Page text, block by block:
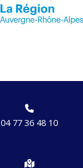
04 77 36 48 10